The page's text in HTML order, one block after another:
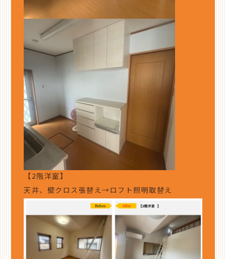
【2階洋室】
天井、壁クロス張替え→ロフト照明取替え